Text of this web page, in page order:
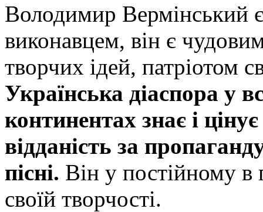
Володимир Вермінський
виконавцем, він є
творчих ідей, патріотом
Українська діаспора у
континентах знає і
відданість за
пісні. Він у постійному
своїй творчості.